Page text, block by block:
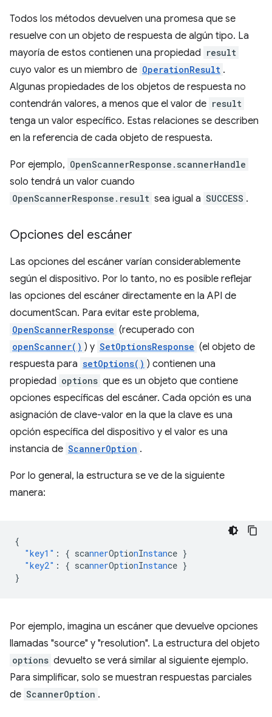
Todos los métodos devuelven una promesa que se
resuelve con un objeto de respuesta de algún tipo. La
mayoría de estos contienen una propiedad result
cuyo valor es un miembro de OperationResult .
Algunas propiedades de los objetos de respuesta no
contendrán valores, a menos que el valor de result
tenga un valor específico. Estas relaciones se describen
en la referencia de cada objeto de respuesta.
Por ejemplo, OpenScannerResponse.scannerHandle
solo tendrá un valor cuando
OpenScannerResponse.result sea igual a SUCCESS .
Opciones del escáner
Las opciones del escáner varían considerablemente
según el dispositivo. Por lo tanto, no es posible reflejar
las opciones del escáner directamente en la API de
documentScan. Para evitar este problema,
OpenScannerResponse (recuperado con
openScanner() ) y SetOptionsResponse (el objeto de
respuesta para setOptions() ) contienen una
propiedad options que es un objeto que contiene
opciones específicas del escáner. Cada opción es una
asignación de clave-valor en la que la clave es una
opción específica del dispositivo y el valor es una
instancia de ScannerOption .
Por lo general, la estructura se ve de la siguiente
manera:
{
"key1" : { scannerOptionInstance }
"key2" : { scannerOptionInstance }
}
Por ejemplo, imagina un escáner que devuelve opciones
llamadas "source" y "resolution". La estructura del objeto
options devuelto se verá similar al siguiente ejemplo.
Para simplificar, solo se muestran respuestas parciales
de ScannerOption .